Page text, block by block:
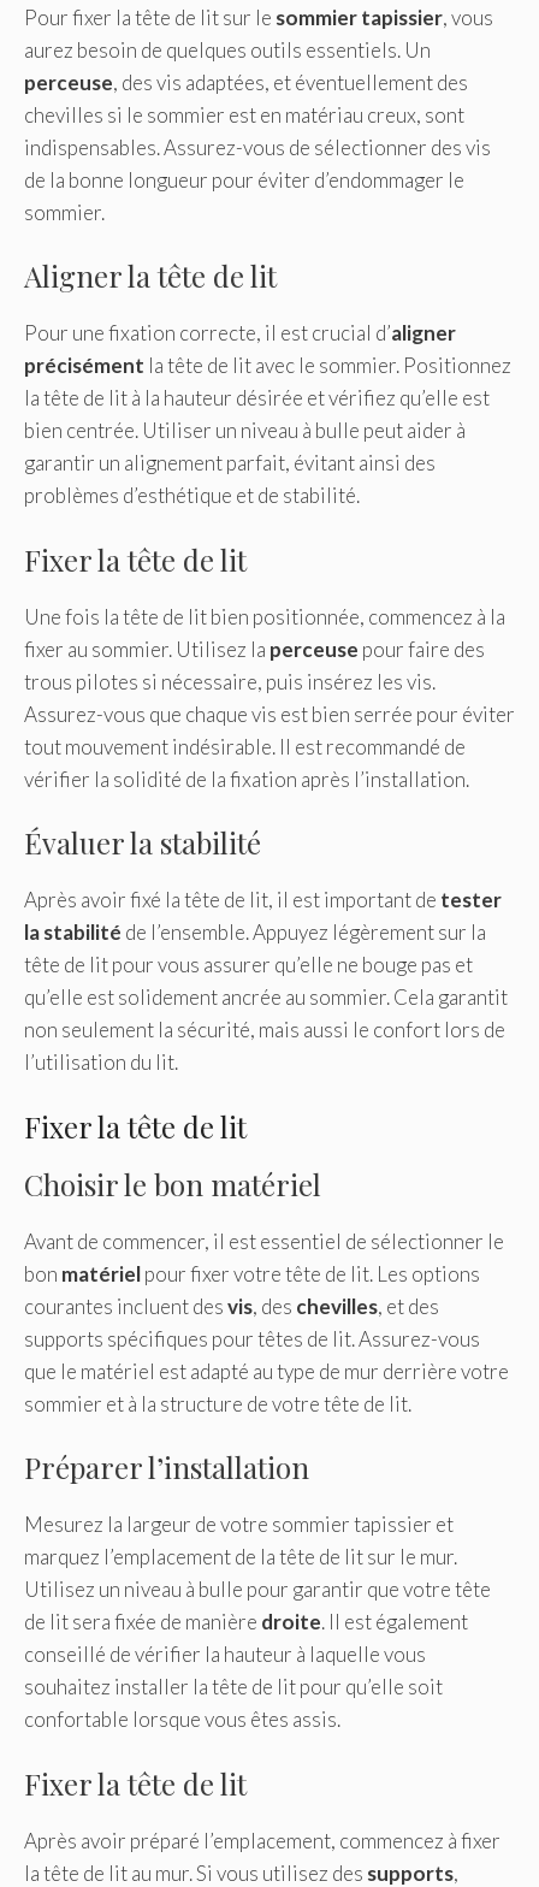
Pour fixer la tête de lit sur le sommier tapissier, vous
aurez besoin de quelques outils essentiels. Un
perceuse, des vis adaptées, et éventuellement des
chevilles si le sommier est en matériau creux, sont
indispensables. Assurez-vous de sélectionner des vis
de la bonne longueur pour éviter d’endommager le
sommier.
Aligner la tête de lit
Pour une fixation correcte, il est crucial d’aligner
précisément la tête de lit avec le sommier. Positionnez
la tête de lit à la hauteur désirée et vérifiez qu’elle est
bien centrée. Utiliser un niveau à bulle peut aider à
garantir un alignement parfait, évitant ainsi des
problèmes d’esthétique et de stabilité.
Fixer la tête de lit
Une fois la tête de lit bien positionnée, commencez à la
fixer au sommier. Utilisez la perceuse pour faire des
trous pilotes si nécessaire, puis insérez les vis.
Assurez-vous que chaque vis est bien serrée pour éviter
tout mouvement indésirable. Il est recommandé de
vérifier la solidité de la fixation après l’installation.
Évaluer la stabilité
Après avoir fixé la tête de lit, il est important de tester
la stabilité de l’ensemble. Appuyez légèrement sur la
tête de lit pour vous assurer qu’elle ne bouge pas et
qu’elle est solidement ancrée au sommier. Cela garantit
non seulement la sécurité, mais aussi le confort lors de
l’utilisation du lit.
Fixer la tête de lit
Choisir le bon matériel
Avant de commencer, il est essentiel de sélectionner le
bon matérielpour fixer votre tête de lit. Les options
courantes incluent desvis, des chevilles, et des
supports spécifiques pour têtes de lit. Assurez-vous
que le matériel est adapté au type de mur derrière votre
sommier et à la structure de votre tête de lit.
Préparer l’installation
Mesurez la largeur de votre sommier tapissier et
marquez l’emplacement de la tête de lit sur le mur.
Utilisez un niveau à bulle pour garantir que votre tête
de lit sera fixée de manière droite. Il est également
conseillé de vérifier la hauteur à laquelle vous
souhaitez installer la tête de lit pour qu’elle soit
confortable lorsque vous êtes assis.
Fixer la tête de lit
Après avoir préparé l’emplacement, commencez à fixer
la tête de lit au mur. Si vous utilisez des supports,